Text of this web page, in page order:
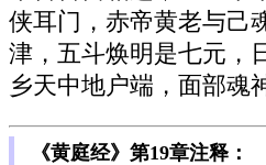
侠耳门，赤帝黄老与己
津，五斗焕明是七元，
乡天中地户端，面部魂
《黄庭经》第19章注释：